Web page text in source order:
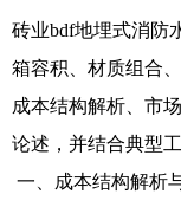
砖业bdf地埋式消防
箱容积、材质组合
成本结构解析、市
论述，并结合典型
一、成本结构解析